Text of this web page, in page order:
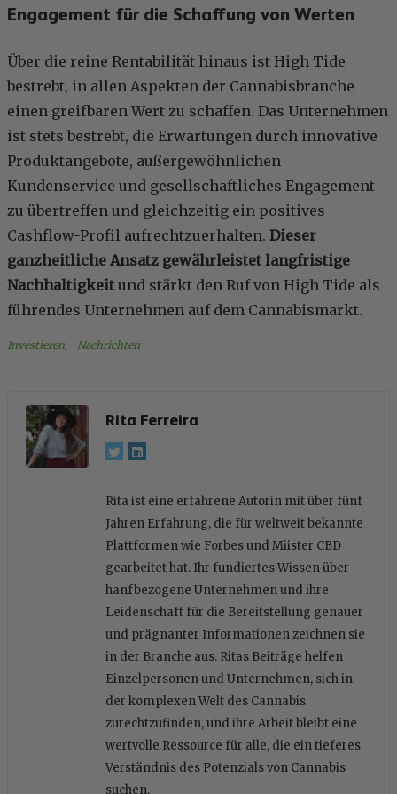
Engagement für die Schaffung von Werten
Über die reine Rentabilität hinaus ist High Tide
bestrebt, in allen Aspekten der Cannabisbranche
einen greifbaren Wert zu schaffen. Das Unternehmen
ist stets bestrebt, die Erwartungen durch innovative
Produktangebote, außergewöhnlichen
Kundenservice und gesellschaftliches Engagement
zu übertreffen und gleichzeitig ein positives
Cashflow-Profil aufrechtzuerhalten. Dieser
ganzheitliche Ansatz gewährleistet langfristige
Nachhaltigkeitund stärkt den Ruf von High Tide als
führendes Unternehmen auf dem Cannabismarkt.
Investieren, Nachrichten
Rita Ferreira
Rita ist eine erfahrene Autorin mit über fünf
Jahren Erfahrung, die für weltweit bekannte
Plattformen wie Forbes und Miister CBD
gearbeitet hat. Ihr fundiertes Wissen über
hanfbezogene Unternehmen und ihre
Leidenschaft für die Bereitstellung genauer
und prägnanter Informationen zeichnen sie
in der Branche aus. Ritas Beiträge helfen
Einzelpersonen und Unternehmen, sich in
der komplexen Welt des Cannabis
zurechtzufinden, und ihre Arbeit bleibt eine
wertvolle Ressource für alle, die ein tieferes
Verständnis des Potenzials von Cannabis
suchen.